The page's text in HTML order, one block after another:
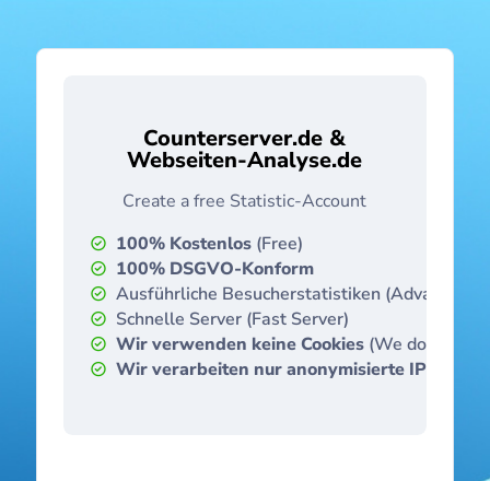
Counterserver.de &
Webseiten-Analyse.de
Create a free Statistic-Account
100% Kostenlos (Free)
100% DSGVO-Konform
Ausführliche Besucherstatistiken (Advanced
Schnelle Server (Fast Server)
Wir verwenden keine Cookies (We don't use
Wir verarbeiten nur anonymisierte IP-